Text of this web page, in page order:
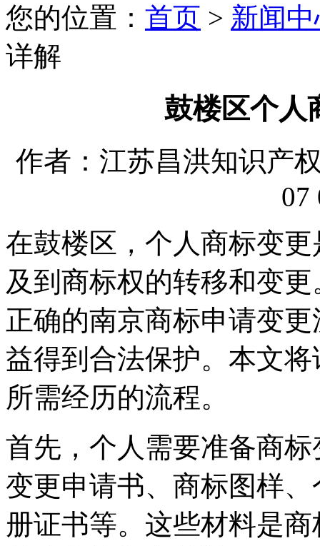
您的位置： 首页 > 新闻
详解
鼓楼区个人
作者：江苏昌洪知识产
07
在鼓楼区，个人商标变
及到商标权的转移和变
正确的南京商标申请变
益得到合法保护。本文
所需经历的流程。
首先，个人需要准备商
变更申请书、商标图样
册证书等。这些材料是